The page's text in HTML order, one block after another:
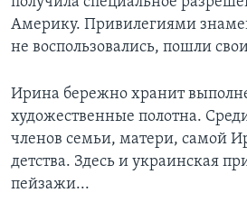
Америку. Привилегиями
не воспользовались, пошли
Ирина бережно хранит
художественные полотна.
членов семьи, матери, самой
детства. Здесь и украинская
пейзажи...